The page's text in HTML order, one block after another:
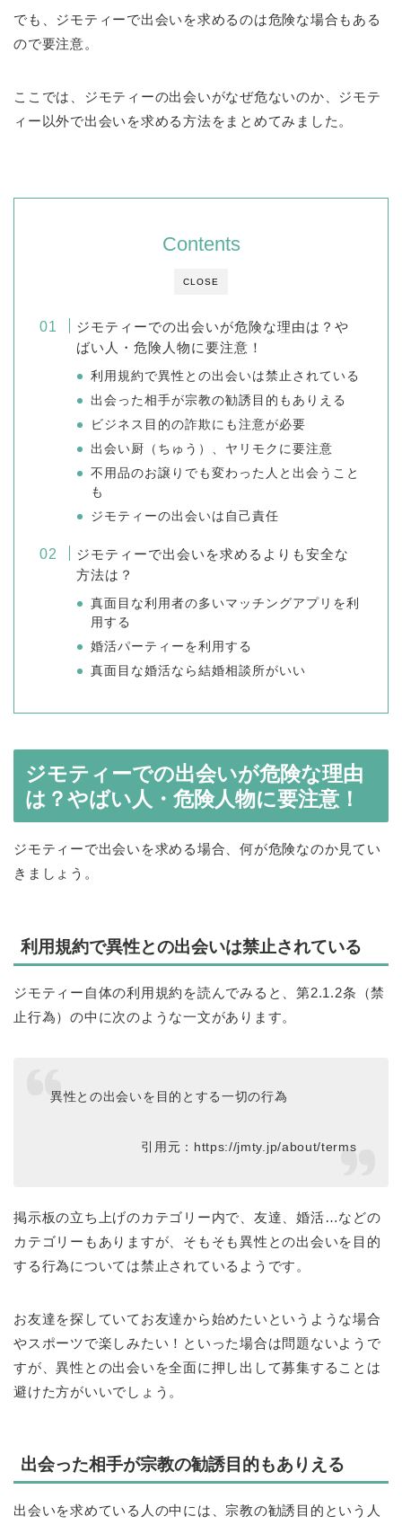
でも、ジモティーで出会いを求めるのは危険な場合もある
ので要注意。
ここでは、ジモティーの出会いがなぜ危ないのか、ジモテ
ィー以外で出会いを求める方法をまとめてみました。
CLOSE
Contents
ジモティーでの出会いが危険な理由は？や
ばい人・危険人物に要注意！
利用規約で異性との出会いは禁止されている
出会った相手が宗教の勧誘目的もありえる
ビジネス目的の詐欺にも注意が必要
出会い厨（ちゅう）、ヤリモクに要注意
不用品のお譲りでも変わった人と出会うこと
も
ジモティーの出会いは自己責任
ジモティーで出会いを求めるよりも安全な
方法は？
真面目な利用者の多いマッチングアプリを利
用する
婚活パーティーを利用する
真面目な婚活なら結婚相談所がいい
ジモティーでの出会いが危険な理由
は？やばい人・危険人物に要注意！
ジモティーで出会いを求める場合、何が危険なのか見てい
きましょう。
利用規約で異性との出会いは禁止されている
ジモティー自体の利用規約を読んでみると、第2.1.2条（禁
止行為）の中に次のような一文があります。
異性との出会いを目的とする一切の行為
引用元：https://jmty.jp/about/terms
掲示板の立ち上げのカテゴリー内で、友達、婚活…などの
カテゴリーもありますが、そもそも異性との出会いを目的
する行為については禁止されているようです。
お友達を探していてお友達から始めたいというような場合
やスポーツで楽しみたい！といった場合は問題ないようで
すが、異性との出会いを全面に押し出して募集することは
避けた方がいいでしょう。
出会った相手が宗教の勧誘目的もありえる
出会いを求めている人の中には、宗教の勧誘目的という人